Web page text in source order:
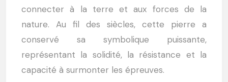
connecter à la terre et aux forces de la
nature. Au fil des siècles, cette pierre a
conservé sa symbolique puissante,
représentant la solidité, la résistance et la
capacité à surmonter les épreuves.